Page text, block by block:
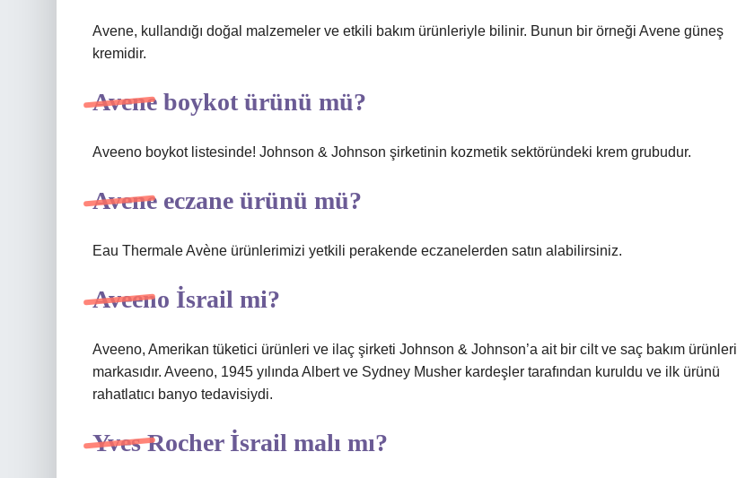
Avene, kullandığı doğal malzemeler ve etkili bakım ürünleriyle bilinir. Bunun bir örneği Avene güneş
kremidir.
Avene boykot ürünü mü?
Aveeno boykot listesinde! Johnson & Johnson şirketinin kozmetik sektöründeki krem ​​grubudur.
Avene eczane ürünü mü?
Eau Thermale Avène ürünlerimizi yetkili perakende eczanelerden satın alabilirsiniz.
Aveeno İsrail mi?
Aveeno, Amerikan tüketici ürünleri ve ilaç şirketi Johnson & Johnson’a ait bir cilt ve saç bakım ürünleri
markasıdır. Aveeno, 1945 yılında Albert ve Sydney Musher kardeşler tarafından kuruldu ve ilk ürünü
rahatlatıcı banyo tedavisiydi.
Yves Rocher İsrail malı mı?